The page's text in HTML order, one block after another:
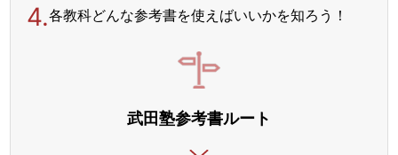
4.各教科どんな参考書を使えばいいかを知ろう！
武田塾参考書ルート